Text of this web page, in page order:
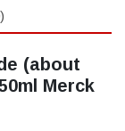
(about
Merck